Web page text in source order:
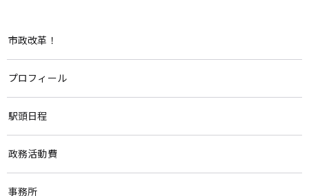
市政改革！
プロフィール
駅頭日程
政務活動費
事務所